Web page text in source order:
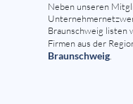
Neben unseren
Braunschweig listen
Firmen aus der
Braunschweig.